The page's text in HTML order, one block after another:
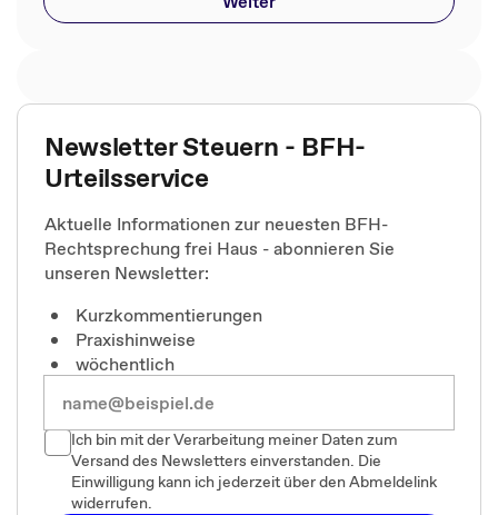
Newsletter Steuern - BFH-
Urteilsservice
Aktuelle Informationen zur neuesten BFH-
Rechtsprechung frei Haus - abonnieren Sie
unseren Newsletter:
Kurzkommentierungen
Praxishinweise
wöchentlich
Ich bin mit der Verarbeitung meiner Daten zum
Versand des Newsletters einverstanden. Die
Einwilligung kann ich jederzeit über den Abmeldelink
widerrufen.